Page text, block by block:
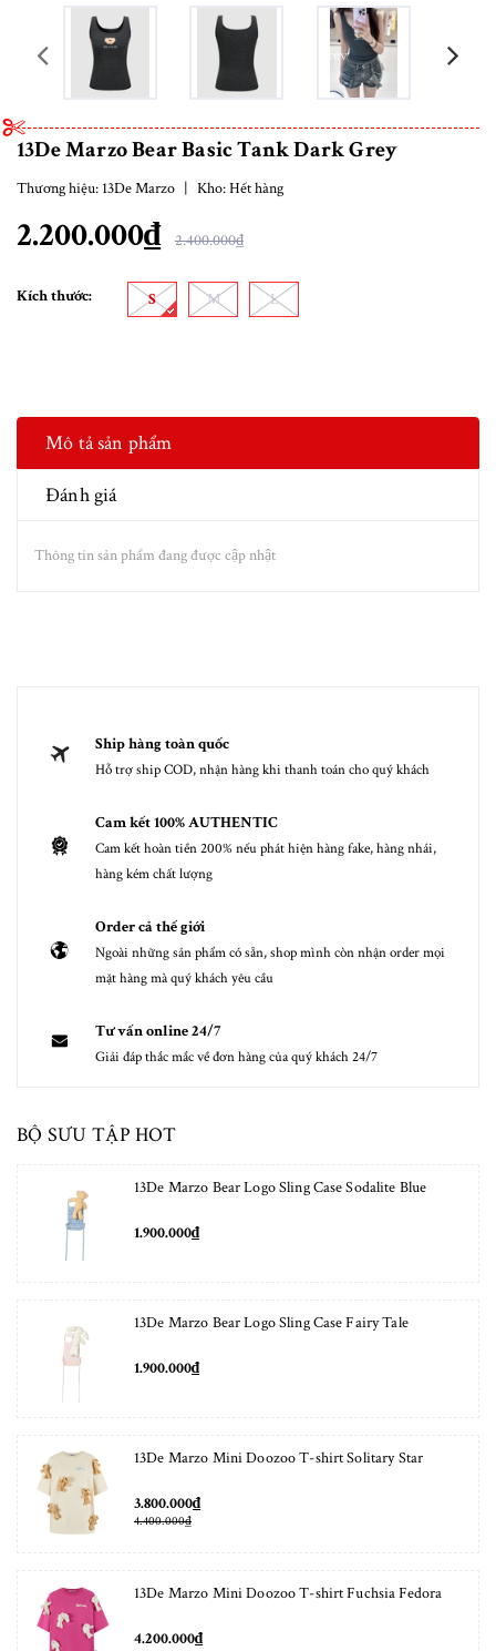
prev
13De Marzo Bear Basic Tank Dark Grey
Thương hiệu: 13De Marzo | Kho:Hết hàng
2.200.000₫ 2.400.000₫
Kích thước: S M L
Mô tả sản phẩm
Đánh giá
Thông tin sản phẩm đang được cập nhật
Ship hàng toàn quốc
Hỗ trợ ship COD, nhận hàng khi thanh toán cho quý khách
Cam kết 100% AUTHENTIC
Cam kết hoàn tiền 200% nếu phát hiện hàng fake, hàng nhái,
hàng kém chất lượng
Order cả thế giới
Ngoài những sản phẩm có sẵn, shop mình còn nhận order mọi
mặt hàng mà quý khách yêu cầu
Tư vấn online 24/7
Giải đáp thắc mắc về đơn hàng của quý khách 24/7
BỘ SƯU TẬP HOT
13De Marzo Bear Logo Sling Case Sodalite Blue
1.900.000₫
13De Marzo Bear Logo Sling Case Fairy Tale
1.900.000₫
13De Marzo Mini Doozoo T-shirt Solitary Star
3.800.000₫
4.400.000₫
13De Marzo Mini Doozoo T-shirt Fuchsia Fedora
4.200.000₫